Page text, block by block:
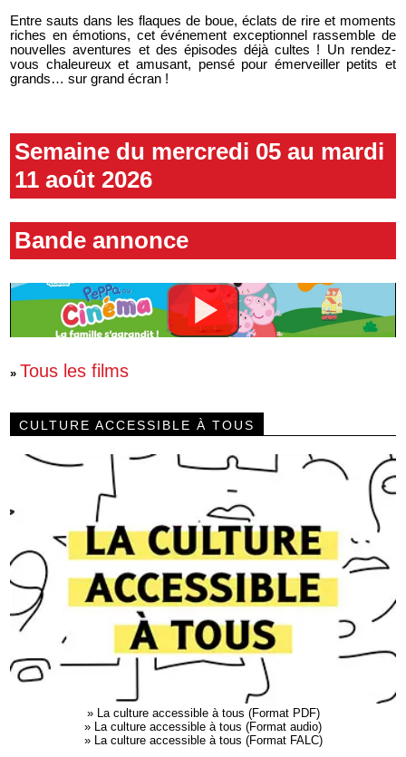
Entre sauts dans les flaques de boue, éclats de rire et moments
riches en émotions, cet événement exceptionnel rassemble de
nouvelles aventures et des épisodes déjà cultes ! Un rendez-
vous chaleureux et amusant, pensé pour émerveiller petits et
grands… sur grand écran !
Semaine du mercredi 05 au mardi
11 août 2026
Bande annonce
» Tous les films
CULTURE ACCESSIBLE À TOUS
» La culture accessible à tous (Format PDF)
» La culture accessible à tous (Format audio)
» La culture accessible à tous (Format FALC)